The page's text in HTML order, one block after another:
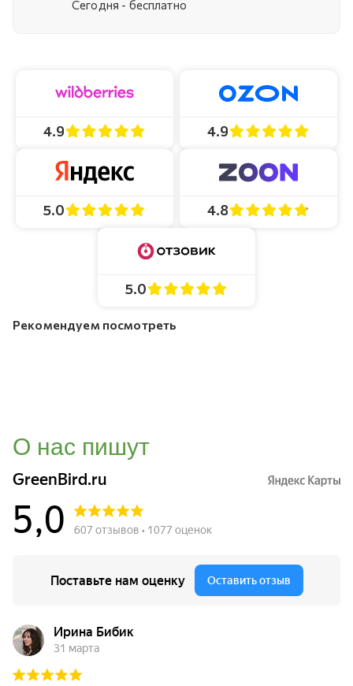
Cегодня - бесплатно
4.9 4.9
5.0 4.8
5.0
Рекомендуем посмотреть
О нас пишут